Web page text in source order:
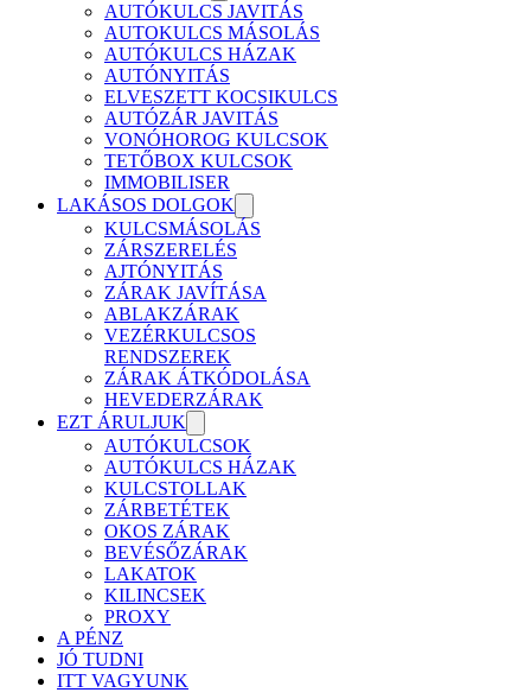
AUTÓKULCS JAVITÁS
AUTOKULCS MÁSOLÁS
AUTÓKULCS HÁZAK
AUTÓNYITÁS
ELVESZETT KOCSIKULCS
AUTÓZÁR JAVITÁS
VONÓHOROG KULCSOK
TETŐBOX KULCSOK
IMMOBILISER
LAKÁSOS DOLGOK
KULCSMÁSOLÁS
ZÁRSZERELÉS
AJTÓNYITÁS
ZÁRAK JAVÍTÁSA
ABLAKZÁRAK
VEZÉRKULCSOS
RENDSZEREK
ZÁRAK ÁTKÓDOLÁSA
HEVEDERZÁRAK
EZT ÁRULJUK
AUTÓKULCSOK
AUTÓKULCS HÁZAK
KULCSTOLLAK
ZÁRBETÉTEK
OKOS ZÁRAK
BEVÉSŐZÁRAK
LAKATOK
KILINCSEK
PROXY
A PÉNZ
JÓ TUDNI
ITT VAGYUNK